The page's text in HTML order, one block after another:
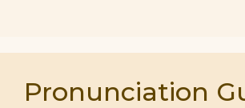
Pronunciation